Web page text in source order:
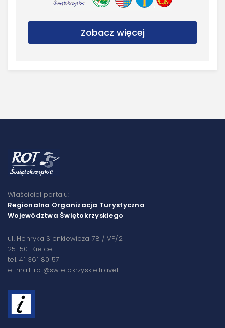
Zobacz więcej
Właściciel portalu:
Regionalna Organizacja Turystyczna
Województwa Świętokrzyskiego
ul. Henryka Sienkiewicza 78 /IVP/2
25-501 Kielce
tel. 41 361 80 57
e-mail: rot@swietokrzyskie.travel